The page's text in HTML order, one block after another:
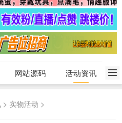
网站源码 活动资讯
> 实物活动 >